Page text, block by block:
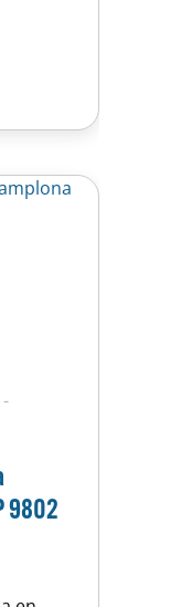
aqui
9802